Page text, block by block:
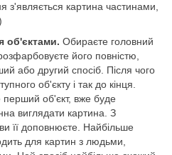
з'являється картина частинами,
об'єктами. Обираєте головний
його повністю,
або другий спосіб. Після чого
об'єкту і так до кінця.
об'єкт, вже буде
виглядати картина. З
її доповнюєте. Найбільше
для картин з людьми,